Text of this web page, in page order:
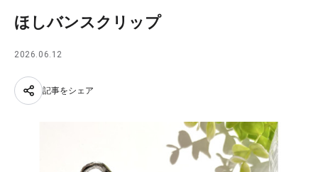
ほしバンスクリップ
2026.06.12
記事をシェア